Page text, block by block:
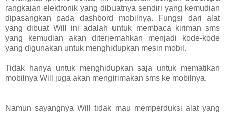
rangkaian elektronik yang dibuatnya sendiri yang kemudian
dipasangkan pada dashbord mobilnya. Fungsi dari alat
yang dibuat Will ini adalah untuk membaca kiriman sms
yang kemudian akan diterjemahkan menjadi kode-kode
yang digunakan untuk menghidupkan mesin mobil.
Tidak hanya untuk menghidupkan saja untuk mematikan
mobilnya Will juga akan mengirimakan sms ke mobilnya.
Namun sayangnya Will tidak mau memperduksi alat yang